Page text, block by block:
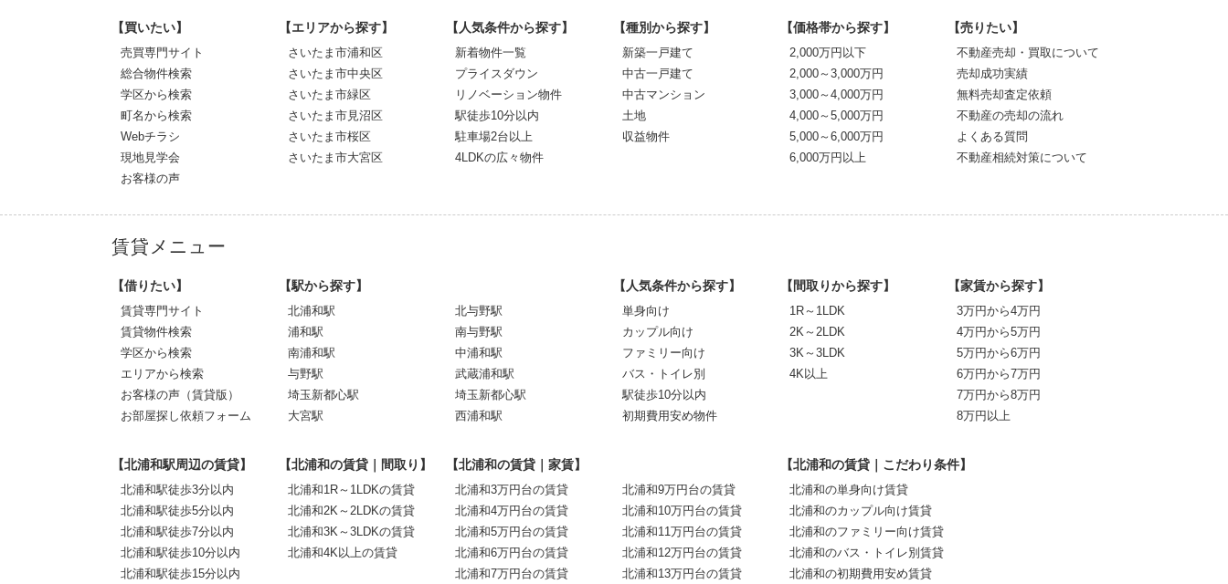
【買いたい】
売買専門サイト
総合物件検索
学区から検索
町名から検索
Webチラシ
現地見学会
お客様の声
【エリアから探す】
さいたま市浦和区
さいたま市中央区
さいたま市緑区
さいたま市見沼区
さいたま市桜区
さいたま市大宮区
【人気条件から探す】
新着物件一覧
プライスダウン
リノベーション物件
駅徒歩10分以内
駐車場2台以上
4LDKの広々物件
【種別から探す】
新築一戸建て
中古一戸建て
中古マンション
土地
収益物件
【価格帯から探す】
2,000万円以下
2,000～3,000万円
3,000～4,000万円
4,000～5,000万円
5,000～6,000万円
6,000万円以上
【売りたい】
不動産売却・買取について
売却成功実績
無料売却査定依頼
不動産の売却の流れ
よくある質問
不動産相続対策について
賃貸メニュー
【借りたい】
賃貸専門サイト
賃貸物件検索
学区から検索
エリアから検索
お客様の声（賃貸版）
お部屋探し依頼フォーム
【駅から探す】
北浦和駅
浦和駅
南浦和駅
与野駅
埼玉新都心駅
大宮駅
北与野駅
南与野駅
中浦和駅
武蔵浦和駅
埼玉新都心駅
西浦和駅
【人気条件から探す】
単身向け
カップル向け
ファミリー向け
バス・トイレ別
駅徒歩10分以内
初期費用安め物件
【間取りから探す】
1R～1LDK
2K～2LDK
3K～3LDK
4K以上
【家賃から探す】
3万円から4万円
4万円から5万円
5万円から6万円
6万円から7万円
7万円から8万円
8万円以上
【北浦和駅周辺の賃貸】
北浦和駅徒歩3分以内
北浦和駅徒歩5分以内
北浦和駅徒歩7分以内
北浦和駅徒歩10分以内
北浦和駅徒歩15分以内
【北浦和の賃貸｜間取り】
北浦和1R～1LDKの賃貸
北浦和2K～2LDKの賃貸
北浦和3K～3LDKの賃貸
北浦和4K以上の賃貸
【北浦和の賃貸｜家賃】
北浦和3万円台の賃貸
北浦和4万円台の賃貸
北浦和5万円台の賃貸
北浦和6万円台の賃貸
北浦和7万円台の賃貸
北浦和9万円台の賃貸
北浦和10万円台の賃貸
北浦和11万円台の賃貸
北浦和12万円台の賃貸
北浦和13万円台の賃貸
【北浦和の賃貸｜こだわり条件】
北浦和の単身向け賃貸
北浦和のカップル向け賃貸
北浦和のファミリー向け賃貸
北浦和のバス・トイレ別賃貸
北浦和の初期費用安め賃貸